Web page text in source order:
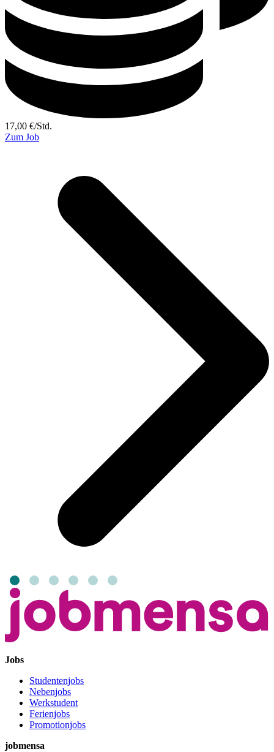
17,00 €/Std.
Zum Job
Jobs
Studentenjobs
Nebenjobs
Werkstudent
Ferienjobs
Promotionjobs
jobmensa